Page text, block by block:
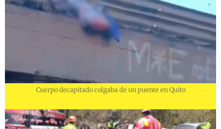
Cuerpo decapitado colgaba de un puente en Quito